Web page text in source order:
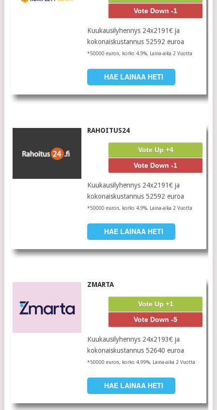
Vote Down -1
Kuukausilyhennys 24x2191€ ja
kokonaiskustannus 52592 euroa
*50000 euron, korko 4.9%, Laina-aika 2 Vuotta
HAE LAINAA HETI
RAHOITUS24
Vote Up +4
Vote Down -1
Kuukausilyhennys 24x2191€ ja
kokonaiskustannus 52592 euroa
*50000 euron, korko 4.9%, Laina-aika 2 Vuotta
HAE LAINAA HETI
ZMARTA
Vote Up +1
Vote Down -5
Kuukausilyhennys 24x2193€ ja
kokonaiskustannus 52640 euroa
*50000 euron, korko 4.99%, Laina-aika 2 Vuotta
HAE LAINAA HETI